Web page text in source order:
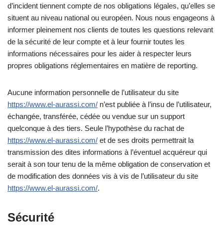
d’incident tiennent compte de nos obligations légales, qu’elles se
situent au niveau national ou européen. Nous nous engageons à
informer pleinement nos clients de toutes les questions relevant
de la sécurité de leur compte et à leur fournir toutes les
informations nécessaires pour les aider à respecter leurs
propres obligations réglementaires en matière de reporting.
Aucune information personnelle de l’utilisateur du site
https://www.el-aurassi.com/ n’est publiée à l’insu de l’utilisateur,
échangée, transférée, cédée ou vendue sur un support
quelconque à des tiers. Seule l’hypothèse du rachat de
https://www.el-aurassi.com/ et de ses droits permettrait la
transmission des dites informations à l’éventuel acquéreur qui
serait à son tour tenu de la même obligation de conservation et
de modification des données vis à vis de l’utilisateur du site
https://www.el-aurassi.com/.
Sécurité